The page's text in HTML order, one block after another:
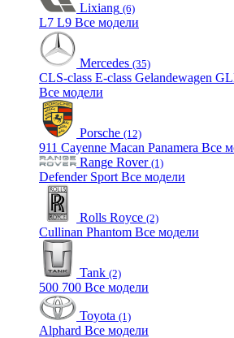
Lixiang (6)
L7 L9 Все модели
Mercedes (35)
CLS-class E-class Gelandewagen
Все модели
Porsche (12)
911 Cayenne Macan Panamera Все
Range Rover (1)
Defender Sport Все модели
Rolls Royce (2)
Cullinan Phantom Все модели
Tank (2)
500 700 Все модели
Toyota (1)
Alphard Все модели